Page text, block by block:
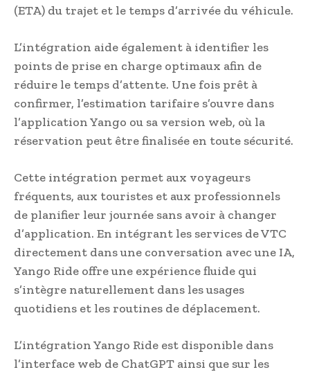
(ETA) du trajet et le temps d’arrivée du véhicule.
L’intégration aide également à identifier les
points de prise en charge optimaux afin de
réduire le temps d’attente. Une fois prêt à
confirmer, l’estimation tarifaire s’ouvre dans
l’application Yango ou sa version web, où la
réservation peut être finalisée en toute sécurité.
Cette intégration permet aux voyageurs
fréquents, aux touristes et aux professionnels
de planifier leur journée sans avoir à changer
d’application. En intégrant les services de VTC
directement dans une conversation avec une IA,
Yango Ride offre une expérience fluide qui
s’intègre naturellement dans les usages
quotidiens et les routines de déplacement.
L’intégration Yango Ride est disponible dans
l’interface web de ChatGPT ainsi que sur les